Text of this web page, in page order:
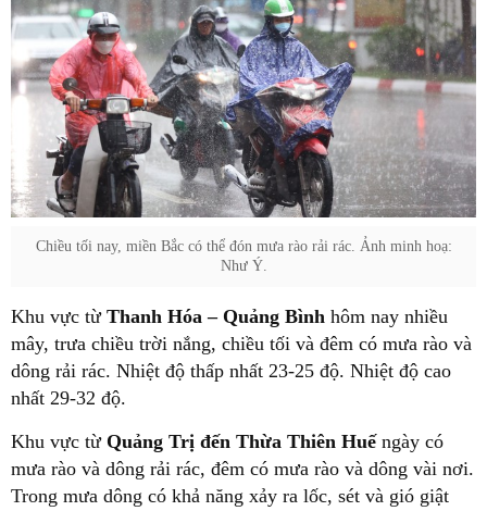
Chiều tối nay, miền Bắc có thể đón mưa rào rải rác. Ảnh minh hoạ:
Như Ý.
Khu vực từ Thanh Hóa – Quảng Bình hôm nay nhiều
mây, trưa chiều trời nắng, chiều tối và đêm có mưa rào và
dông rải rác. Nhiệt độ thấp nhất 23-25 độ. Nhiệt độ cao
nhất 29-32 độ.
Khu vực từ Quảng Trị đến Thừa Thiên Huế ngày có
mưa rào và dông rải rác, đêm có mưa rào và dông vài nơi.
Trong mưa dông có khả năng xảy ra lốc, sét và gió giật